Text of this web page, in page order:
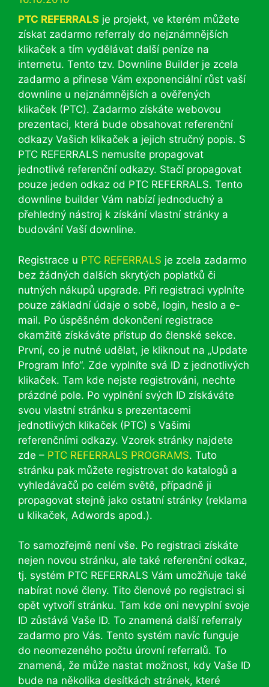
PTC REFERRALS je projekt, ve kterém můžete
získat zadarmo referraly do nejznámnějších
klikaček a tím vydělávat další peníze na
internetu. Tento tzv. Downline Builder je zcela
zadarmo a přinese Vám exponenciální růst vaší
downline u nejznámnějších a ověřených
klikaček (PTC). Zadarmo získáte webovou
prezentaci, která bude obsahovat referenční
odkazy Vašich klikaček a jejich stručný popis. S
PTC REFERRALS nemusíte propagovat
jednotlivé referenční odkazy. Stačí propagovat
pouze jeden odkaz od PTC REFERRALS. Tento
downline builder Vám nabízí jednoduchý a
přehledný nástroj k získání vlastní stránky a
budování Vaší downline.
Registrace u PTC REFERRALS je zcela zadarmo
bez žádných dalších skrytých poplatků či
nutných nákupů upgrade. Při registraci vyplníte
pouze základní údaje o sobě, login, heslo a e-
mail. Po úspěšném dokončení registrace
okamžitě získáváte přístup do členské sekce.
První, co je nutné udělat, je kliknout na „Update
Program Info“. Zde vyplníte svá ID z jednotlivých
klikaček. Tam kde nejste registrováni, nechte
prázdné pole. Po vyplnění svých ID získáváte
svou vlastní stránku s prezentacemi
jednotlivých klikaček (PTC) s Vašimi
referenčními odkazy. Vzorek stránky najdete
zde – PTC REFERRALS PROGRAMS. Tuto
stránku pak můžete registrovat do katalogů a
vyhledávačů po celém světě, případně ji
propagovat stejně jako ostatní stránky (reklama
u klikaček, Adwords apod.).
To samozřejmě není vše. Po registraci získáte
nejen novou stránku, ale také referenční odkaz,
tj. systém PTC REFERRALS Vám umožňuje také
nabírat nové členy. Tito členové po registraci si
opět vytvoří stránku. Tam kde oni nevyplní svoje
ID zůstává Vaše ID. To znamená další referraly
zadarmo pro Vás. Tento systém navíc funguje
do neomezeného počtu úrovní referralů. To
znamená, že může nastat možnost, kdy Vaše ID
bude na několika desítkách stránek, které